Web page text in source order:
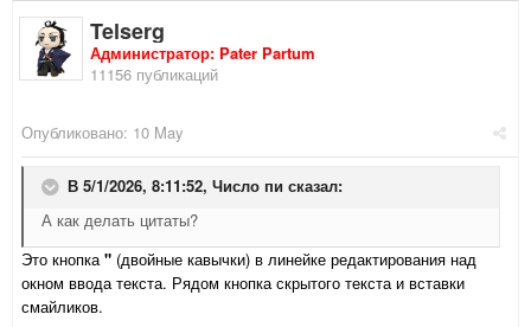
Telserg
Администратор: Pater Partum
11156 публикаций
Опубликовано: 10 May
В 5/1/2026, 8:11:52, Число пи сказал:
А как делать цитаты?
Это кнопка " (двойные кавычки) в линейке редактирования над
окном ввода текста. Рядом кнопка скрытого текста и вставки
смайликов.